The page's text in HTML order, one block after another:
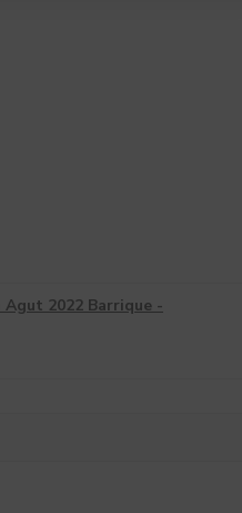
2022 Barrique -